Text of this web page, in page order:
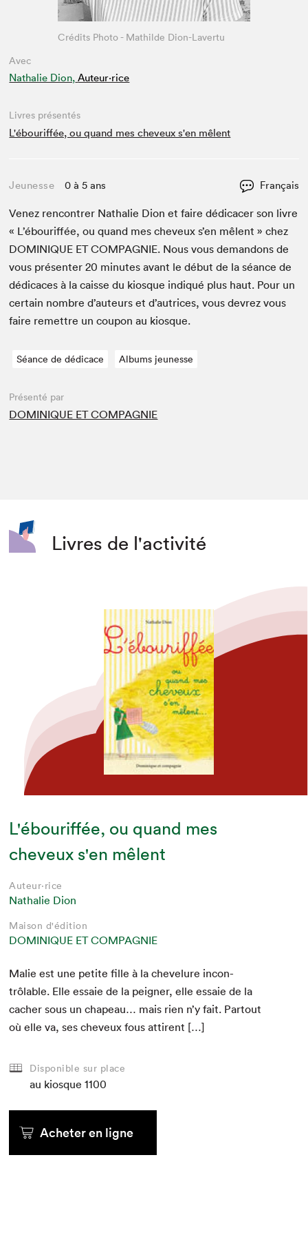
Avec
Nathalie Dion, Auteur·rice
Crédits Photo - Mathilde Dion-Lavertu
Livres présentés
L'ébouriffée, ou quand mes cheveux s'en mêlent
Jeunesse 0 à 5 ans Français
Venez ren­con­tr­er Nathalie Dion et faire dédi­cac­er son livre
« L’ébou­rif­fée, ou quand mes cheveux s’en mêlent » chez
DOMINIQUE ET COM­PAG­NIE. Nous vous deman­dons de
vous présen­ter20 min­utes avant le début de la séance de
dédi­caces à la caisse du kiosque indiqué plus haut. Pour un
cer­tain nom­bre d’auteurs et d’autrices, vous devrez vous
faire remet­tre un coupon au kiosque.
Séance de dédicace Albums jeunesse
Présenté par
DOMINIQUE ET COMPAGNIE
Livres de l'activité
L'ébouriffée, ou quand mes
cheveux s'en mêlent
Auteur·rice
Nathalie Dion
Maison d'édition
DOMINIQUE ET COMPAGNIE
Malie est une petite fille à la chevelure incon­
trôlable. Elle essaie de la peign­er, elle essaie de la
cacher sous un cha­peau… mais rien n’y fait. Partout
où elle va, ses cheveux fous attirent […]
Disponible sur place
au kiosque 1100
Acheter en ligne